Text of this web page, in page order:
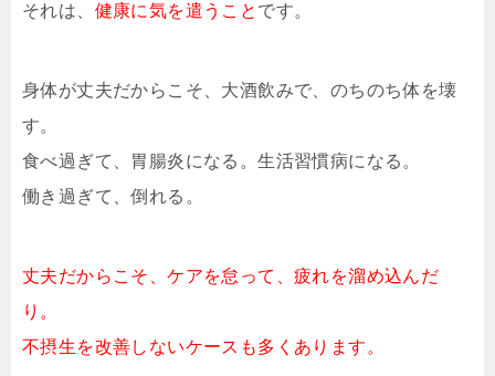
それは、 健康に気を遣うこと です。
身体が丈夫だからこそ、大酒飲みで、のちのち体を壊
す。
食べ過ぎて、胃腸炎になる。生活習慣病になる。
働き過ぎて、倒れる。
丈夫だからこそ、ケアを怠って、疲れを溜め込んだ
り。
不摂生を改善しないケースも多くあります。